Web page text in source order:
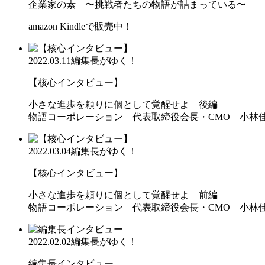
企業家の素 〜挑戦者たちの物語が詰まっている〜
amazon Kindleで販売中！
2022.03.11編集長がゆく！
【核心インタビュー】
小さな進歩を頼りに個として覚醒せよ 後編
物語コーポレーション 代表取締役会長・CMO 小林
2022.03.04編集長がゆく！
【核心インタビュー】
小さな進歩を頼りに個として覚醒せよ 前編
物語コーポレーション 代表取締役会長・CMO 小林
2022.02.02編集長がゆく！